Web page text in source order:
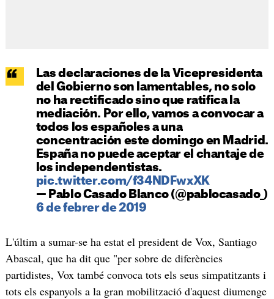
Las declaraciones de la Vicepresidenta
del Gobierno son lamentables, no solo
no ha rectificado sino que ratifica la
mediación. Por ello, vamos a convocar a
todos los españoles a una
concentración este domingo en Madrid.
España no puede aceptar el chantaje de
los independentistas.
pic.twitter.com/f34NDFwxXK
— Pablo Casado Blanco (@pablocasado_)
6 de febrer de 2019
L'últim a sumar-se ha estat el president de Vox, Santiago
Abascal, que ha dit que "per sobre de diferències
partidistes, Vox també convoca tots els seus simpatitzants i
tots els espanyols a la gran mobilització d'aquest diumenge